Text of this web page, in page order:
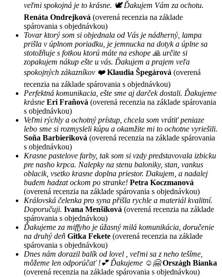
veľmi spokojná je to krásne. 🕊 Ďakujem Vám za ochotu.
Renáta Ondrejková (overená recenzia na základe
spárovania s objednávkou)
Tovar ktorý som si objednala od Vás je nádherný, lampa
prišla v úplnom poriadku, je jemnucka na dotyk a úplne sa
stotožňuje s fotkou ktorú máte na eshope 🙏 určite si
zopakujem nákup ešte u vás. Ďakujem a prajem veľa
spokojných zákazníkov ❤️ Klaudia Špegárová (overená
recenzia na základe spárovania s objednávkou)
Perfektná komunikacia, ešte sme aj darček dostali. Ďakujeme
krásne Eri Fraňová (overená recenzia na základe spárovania
s objednávkou)
Veľmi rýchly a ochotný prístup, chcela som vrátiť peniaze
lebo sme si rozmysleli kúpu a okamžite mi to ochotne vyriešili.
Soňa Barbieriková (overená recenzia na základe spárovania
s objednávkou)
Krasne pastelove farby, tak som si vzdy predstavovala izbicku
pre nasho krpca. Nalepky na stenu baloniky, stan, vankus
oblacik, vsetko krasne doplna priestor. Dakujem, a nadalej
budem hadzat ockom po stranke! Petra Koczmanová
(overená recenzia na základe spárovania s objednávkou)
Královská čelenka pro syna přišla rychle a materiál kvalitní.
Doporučuji. Ivana Menšíková (overená recenzia na základe
spárovania s objednávkou)
Ďakujeme za miffyho je úžasný milá komunikácia, doručenie
na druhý deň Gitka Fekete (overená recenzia na základe
spárovania s objednávkou)
Dnes nám dorazil balík od lovel , veľmi sa z neho tešíme,
môžeme len odporúčať !💕 Ďakujeme ☺️🤗 Országh Bianka
(overená recenzia na základe spárovania s objednávkou)